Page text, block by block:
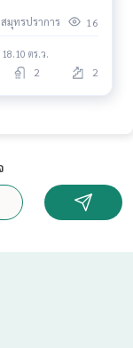
สมุทรปราการ 16
ตร.ว.
2 2